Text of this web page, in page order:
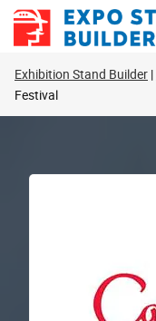
Перейти
Exhibition Stand Builder
Festival